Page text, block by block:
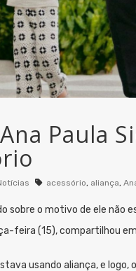
Paula
acessório, aliança,
sobre o motivo de ele não
feira (15), compartilhou
usando aliança, e logo,